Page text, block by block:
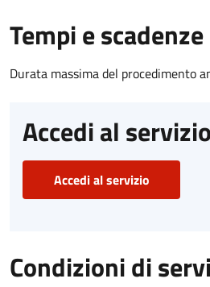
Tempi e scadenze
Durata massima del procedimento
Accedi al servizio
Accedi al servizio
Condizioni di